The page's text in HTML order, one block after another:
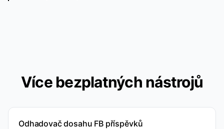
Více bezplatných nástrojů
Odhadovač dosahu FB příspěvků